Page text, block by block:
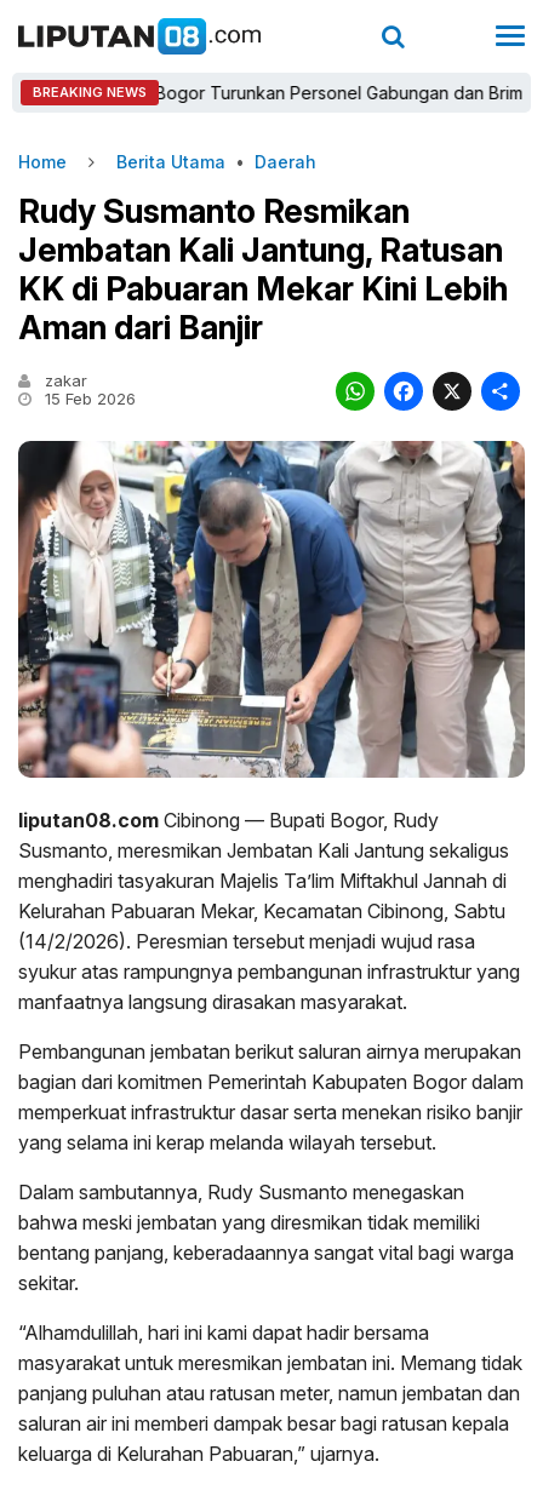
BREAKING NEWS
Kapolres Bogor Turunkan Personel Gabungan dan Brimob,
Home Berita Utama • Daerah
Rudy Susmanto Resmikan
Jembatan Kali Jantung, Ratusan
KK di Pabuaran Mekar Kini Lebih
Aman dari Banjir
zakar
15 Feb 2026
X
liputan08.com Cibinong — Bupati Bogor, Rudy
Susmanto, meresmikan Jembatan Kali Jantung sekaligus
menghadiri tasyakuran Majelis Ta’lim Miftakhul Jannah di
Kelurahan Pabuaran Mekar, Kecamatan Cibinong, Sabtu
(14/2/2026). Peresmian tersebut menjadi wujud rasa
syukur atas rampungnya pembangunan infrastruktur yang
manfaatnya langsung dirasakan masyarakat.
Pembangunan jembatan berikut saluran airnya merupakan
bagian dari komitmen Pemerintah Kabupaten Bogor dalam
memperkuat infrastruktur dasar serta menekan risiko banjir
yang selama ini kerap melanda wilayah tersebut.
Dalam sambutannya, Rudy Susmanto menegaskan
bahwa meski jembatan yang diresmikan tidak memiliki
bentang panjang, keberadaannya sangat vital bagi warga
sekitar.
“Alhamdulillah, hari ini kami dapat hadir bersama
masyarakat untuk meresmikan jembatan ini. Memang tidak
panjang puluhan atau ratusan meter, namun jembatan dan
saluran air ini memberi dampak besar bagi ratusan kepala
keluarga di Kelurahan Pabuaran,” ujarnya.